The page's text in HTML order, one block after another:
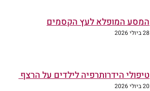
המסע המופלא לעץ הקסמים
28 ביולי 2026
טיפולי הידרותרפיה לילדים על הרצף
20 ביולי 2026